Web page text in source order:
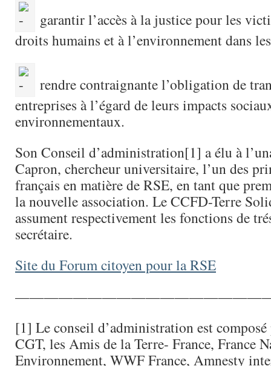
garantir l’accès à la justice pour les
droits humains et à l’environnement dans
rendre contraignante l’obligation de
entreprises à l’égard de leurs impacts
environnementaux.
Son Conseil d’administration[1] a élu à
Capron, chercheur universitaire, l’un des
français en matière de RSE, en tant que
la nouvelle association. Le CCFD-Terre
assument respectivement les fonctions de
secrétaire.
Site du Forum citoyen pour la RSE
[1] Le conseil d’administration est
CGT, les Amis de la Terre- France, France
Environnement, WWF France, Amnesty